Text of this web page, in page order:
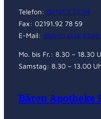
Telefon: 02191.2 23 24
Fax: 02191.92 78 59
E-Mail:
Mo. bis Fr.: 8.30 – 18.30
Samstag: 8.30 – 13.00
Bären Apotheke